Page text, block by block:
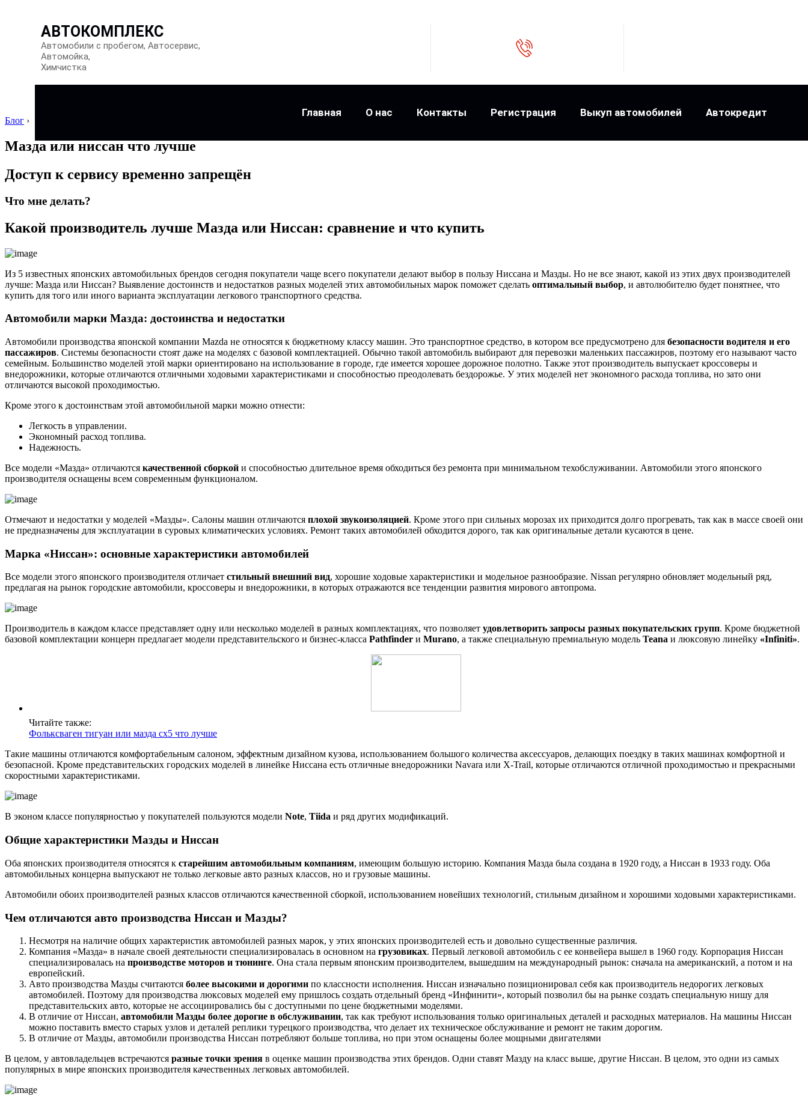
АВТОКОМПЛЕКС
Автомобили с пробегом, Автосервис,
Автомойка,
Химчистка
Главная О нас Контакты Регистрация Выкуп автомобилей Автокредит
Блог ›
Мазда или ниссан что лучше
Доступ к сервису временно запрещён
Что мне делать?
Какой производитель лучше Мазда или Ниссан: сравнение и что купить
Из 5 известных японских автомобильных брендов сегодня покупатели чаще всего покупатели делают выбор в пользу Ниссана и Мазды. Но не все знают, какой из этих двух производителей
лучше: Мазда или Ниссан? Выявление достоинств и недостатков разных моделей этих автомобильных марок поможет сделать оптимальный выбор, и автолюбителю будет понятнее, что
купить для того или иного варианта эксплуатации легкового транспортного средства.
Автомобили марки Мазда: достоинства и недостатки
Автомобили производства японской компании Mazda не относятся к бюджетному классу машин. Это транспортное средство, в котором все предусмотрено для безопасности водителя и его
пассажиров. Системы безопасности стоят даже на моделях с базовой комплектацией. Обычно такой автомобиль выбирают для перевозки маленьких пассажиров, поэтому его называют часто
семейным. Большинство моделей этой марки ориентировано на использование в городе, где имеется хорошее дорожное полотно. Также этот производитель выпускает кроссоверы и
внедорожники, которые отличаются отличными ходовыми характеристиками и способностью преодолевать бездорожье. У этих моделей нет экономного расхода топлива, но зато они
отличаются высокой проходимостью.
Кроме этого к достоинствам этой автомобильной марки можно отнести:
Легкость в управлении.
Экономный расход топлива.
Надежность.
Все модели «Мазда» отличаются качественной сборкой и способностью длительное время обходиться без ремонта при минимальном техобслуживании. Автомобили этого японского
производителя оснащены всем современным функционалом.
Отмечают и недостатки у моделей «Мазды». Салоны машин отличаются плохой звукоизоляцией. Кроме этого при сильных морозах их приходится долго прогревать, так как в массе своей они
не предназначены для эксплуатации в суровых климатических условиях. Ремонт таких автомобилей обходится дорого, так как оригинальные детали кусаются в цене.
Марка «Ниссан»: основные характеристики автомобилей
Все модели этого японского производителя отличает стильный внешний вид, хорошие ходовые характеристики и модельное разнообразие. Nissan регулярно обновляет модельный ряд,
предлагая на рынок городские автомобили, кроссоверы и внедорожники, в которых отражаются все тенденции развития мирового автопрома.
Производитель в каждом классе представляет одну или несколько моделей в разных комплектациях, что позволяет удовлетворить запросы разных покупательских групп. Кроме бюджетной
базовой комплектации концерн предлагает модели представительского и бизнес-класса Pathfinder и Murano, а также специальную премиальную модель Teana и люксовую линейку «Infiniti».
Читайте также:
Фольксваген тигуан или мазда сх5 что лучше
Такие машины отличаются комфортабельным салоном, эффектным дизайном кузова, использованием большого количества аксессуаров, делающих поездку в таких машинах комфортной и
безопасной. Кроме представительских городских моделей в линейке Ниссана есть отличные внедорожники Navara или X-Trail, которые отличаются отличной проходимостью и прекрасными
скоростными характеристиками.
В эконом классе популярностью у покупателей пользуются модели Note, Tiida и ряд других модификаций.
Общие характеристики Мазды и Ниссан
Оба японских производителя относятся к старейшим автомобильным компаниям, имеющим большую историю. Компания Мазда была создана в 1920 году, а Ниссан в 1933 году. Оба
автомобильных концерна выпускают не только легковые авто разных классов, но и грузовые машины.
Автомобили обоих производителей разных классов отличаются качественной сборкой, использованием новейших технологий, стильным дизайном и хорошими ходовыми характеристиками.
Чем отличаются авто производства Ниссан и Мазды?
Несмотря на наличие общих характеристик автомобилей разных марок, у этих японских производителей есть и довольно существенные различия.
Компания «Мазда» в начале своей деятельности специализировалась в основном на грузовиках. Первый легковой автомобиль с ее конвейера вышел в 1960 году. Корпорация Ниссан
специализировалась на производстве моторов и тюнинге. Она стала первым японским производителем, вышедшим на международный рынок: сначала на американский, а потом и на
европейский.
Авто производства Мазды считаются более высокими и дорогими по классности исполнения. Ниссан изначально позиционировал себя как производитель недорогих легковых
автомобилей. Поэтому для производства люксовых моделей ему пришлось создать отдельный бренд «Инфинити», который позволил бы на рынке создать специальную нишу для
представительских авто, которые не ассоциировались бы с доступными по цене бюджетными моделями.
В отличие от Ниссан, автомобили Мазды более дорогие в обслуживании, так как требуют использования только оригинальных деталей и расходных материалов. На машины Ниссан
можно поставить вместо старых узлов и деталей реплики турецкого производства, что делает их техническое обслуживание и ремонт не таким дорогим.
В отличие от Мазды, автомобили производства Ниссан потребляют больше топлива, но при этом оснащены более мощными двигателями
В целом, у автовладельцев встречаются разные точки зрения в оценке машин производства этих брендов. Одни ставят Мазду на класс выше, другие Ниссан. В целом, это одни из самых
популярных в мире японских производителя качественных легковых автомобилей.